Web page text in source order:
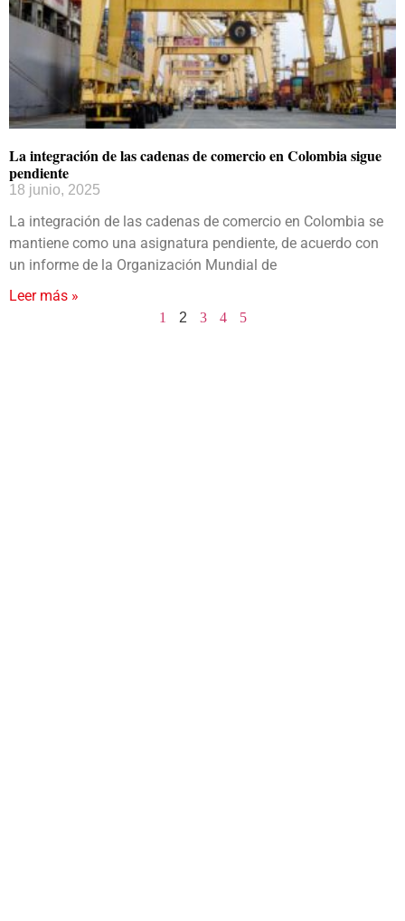
La integración de las cadenas de comercio en Colombia sigue
pendiente
18 junio, 2025
La integración de las cadenas de comercio en Colombia se
mantiene como una asignatura pendiente, de acuerdo con
un informe de la Organización Mundial de
Leer más »
1 2 3 4 5